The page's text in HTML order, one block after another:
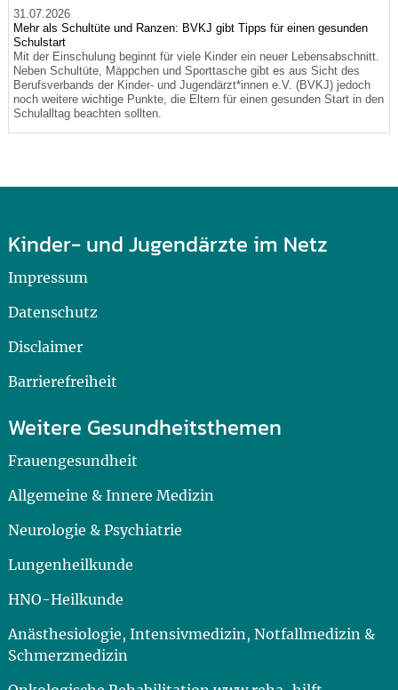
31.07.2026
Mehr als Schultüte und Ranzen: BVKJ gibt Tipps für einen gesunden
Schulstart
Mit der Einschulung beginnt für viele Kinder ein neuer Lebensabschnitt.
Neben Schultüte, Mäppchen und Sporttasche gibt es aus Sicht des
Berufsverbands der Kinder- und Jugendärzt*innen e.V. (BVKJ) jedoch
noch weitere wichtige Punkte, die Eltern für einen gesunden Start in den
Schulalltag beachten sollten.
Kinder- und Jugendärzte im Netz
Impressum
Datenschutz
Disclaimer
Barrierefreiheit
Weitere Gesundheitsthemen
Frauengesundheit
Allgemeine & Innere Medizin
Neurologie & Psychiatrie
Lungenheilkunde
HNO-Heilkunde
Anästhesiologie, Intensivmedizin, Notfallmedizin &
Schmerzmedizin